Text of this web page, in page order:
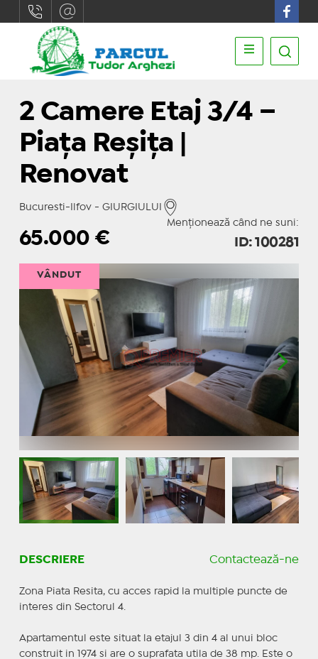
2 Camere Etaj 3/4 –
Piața Reșița |
Renovat
Bucuresti-Ilfov - GIURGIULUI
Menționează când ne suni:
65.000€ ID: 100281
VÂNDUT
DESCRIERE Contactează-ne
Zona Piata Resita, cu acces rapid la multiple puncte de
interes din Sectorul 4.
Apartamentul este situat la etajul 3 din 4 al unui bloc
construit in 1974 si are o suprafata utila de 38 mp. Este o